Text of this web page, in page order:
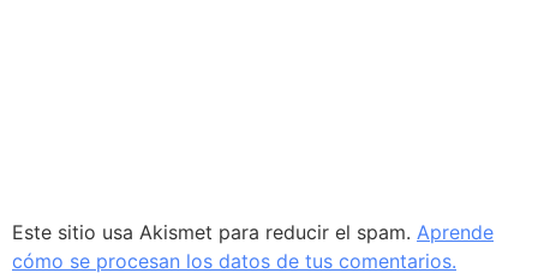
Este sitio usa Akismet para reducir el spam. Aprende
cómo se procesan los datos de tus comentarios.